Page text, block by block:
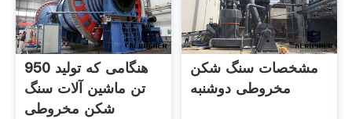
هنگامی که تولید 950
تن ماشین آلات سنگ
شکن مخروطی
مشخصات سنگ شکن
مخروطی دوشنبه